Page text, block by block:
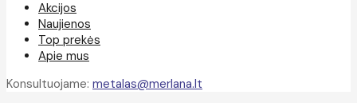
Akcijos
Naujienos
Top prekės
Apie mus
Konsultuojame: metalas@merlana.lt